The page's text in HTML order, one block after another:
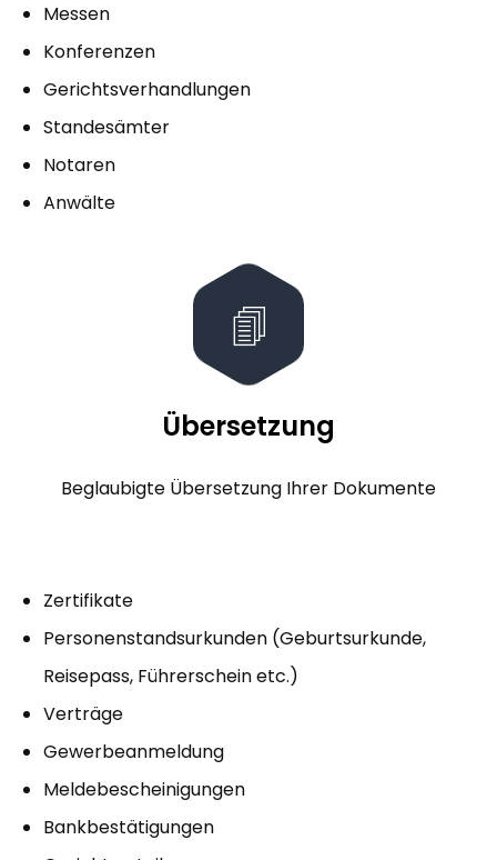
Messen
Konferenzen
Gerichtsverhandlungen
Standesämter
Notaren
Anwälte
Übersetzung
Beglaubigte Übersetzung Ihrer Dokumente
Zertifikate
Personenstandsurkunden (Geburtsurkunde,
Reisepass, Führerschein etc.)
Verträge
Gewerbeanmeldung
Meldebescheinigungen
Bankbestätigungen